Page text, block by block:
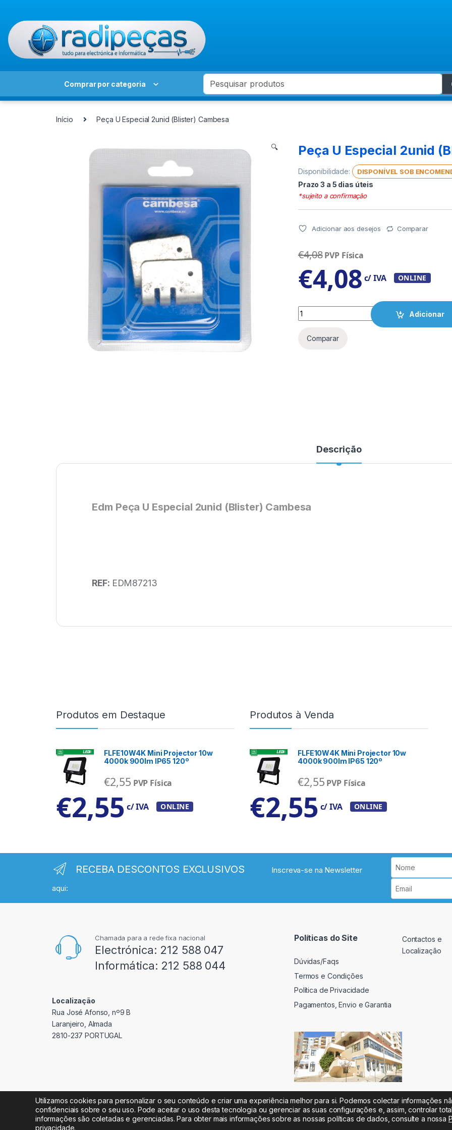
Comprar por categoria
Search for:
Início Peça U Especial 2unid (Blister) Cambesa
🔍 Peça U Especial 2unid
Disponibilidade: DISPONÍVEL SOB
Prazo 3 a 5 dias úteis
*sujeito a confirmação
Adicionar aos desejos Comparar
€4,08 PVP Física
€4,08 c/ IVA ONLINE
Quantity
Adicionar
Comparar
Descrição
Edm Peça U Especial 2unid (Blister) Cambesa
REF: EDM87213
Produtos em Destaque
FLFE10W4K Mini Projector 10w
4000k 900lm IP65 120º
€2,55 PVP Física
€2,55 c/ IVA ONLINE
Produtos à Venda
FLFE10W4K Mini Projector 10w
4000k 900lm IP65 120º
€2,55 PVP Física
€2,55 c/ IVA ONLINE
RECEBA DESCONTOS EXCLUSIVOS
Inscreva-se na Newsletter
aqui:
Chamada para a rede fixa nacional
Electrónica: 212 588 047
Informática: 212 588 044
Localização
Rua José Afonso, nº9 B
Laranjeiro, Almada
2810-237 PORTUGAL
Políticas do Site
Dúvidas/Faqs
Termos e Condições
Política de Privacidade
Pagamentos, Envio e Garantia
Contactos e
Localização
Radipeças Lda. 2026 © Todos os direitos reservados |
Utilizamos cookies para personalizar o seu conteúdo e criar uma experiência melhor para si. Podemos colectar informações
confidenciais sobre o seu uso. Pode aceitar o uso desta tecnologia ou gerenciar as suas configurações e, assim, controlar
informações são coletadas e gerenciadas. Para obter mais informações sobre as nossas políticas de dados, consulte a nossa
privacidade.